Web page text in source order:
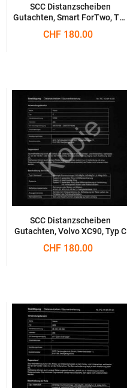
SCC Distanzscheiben
Gutachten, Smart ForTwo, Typ
CHF 180.00
SCC Distanzscheiben
Gutachten, Volvo XC90, Typ C
CHF 180.00